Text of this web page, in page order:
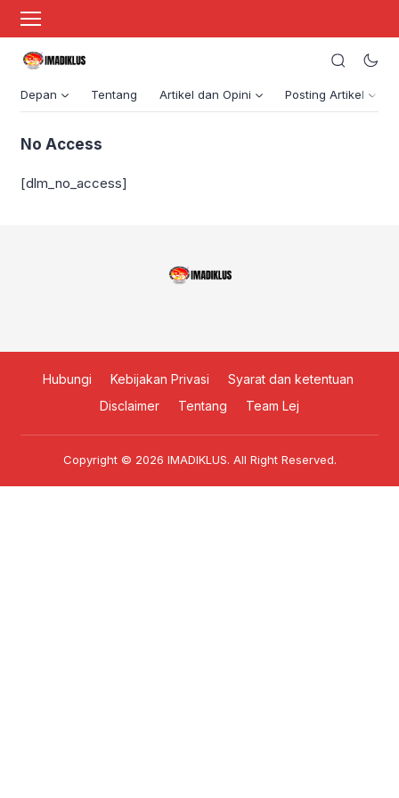
Depan Tentang Artikel dan Opini Posting Artikel
No Access
[dlm_no_access]
Hubungi Kebijakan Privasi
Syarat dan ketentuan
Disclaimer
Tentang Team Lej
Copyright © 2026 IMADIKLUS. All Right Reserved.